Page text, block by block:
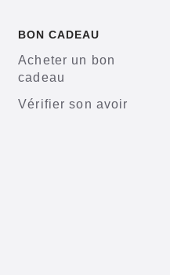
BON CADEAU
Acheter un bon
cadeau
Vérifier son avoir